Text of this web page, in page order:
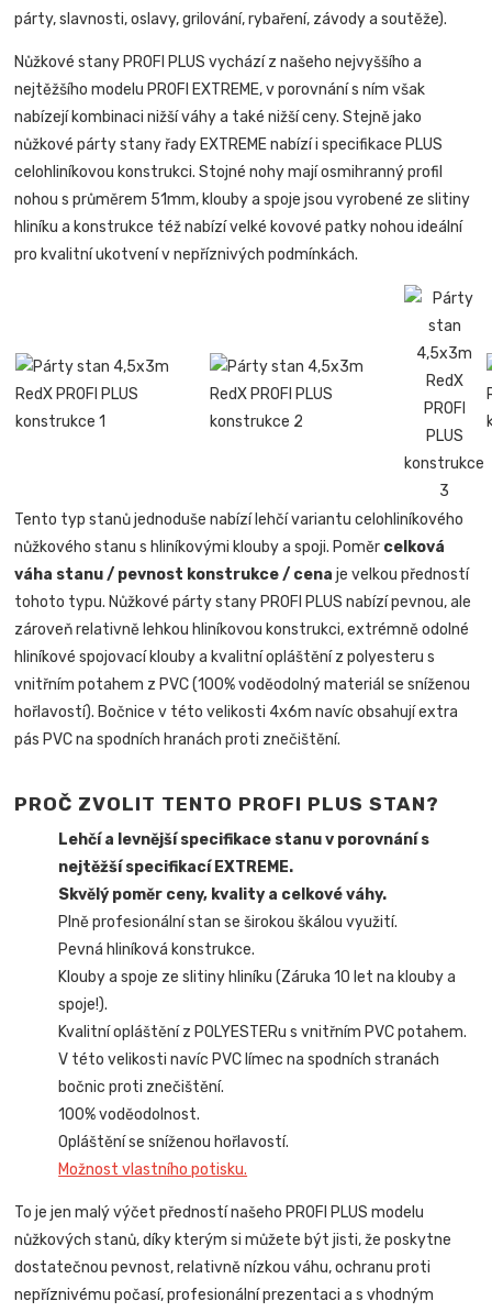
párty, slavnosti, oslavy, grilování, rybaření, závody a soutěže).
Nůžkové stany PROFI PLUS vychází z našeho nejvyššího a
nejtěžšího modelu PROFI EXTREME, v porovnání s ním však
nabízejí kombinaci nižší váhy a také nižší ceny. Stejně jako
nůžkové párty stany řady EXTREME nabízí i specifikace PLUS
celohliníkovou konstrukci. Stojné nohy mají osmihranný profil
nohou s průměrem 51mm, klouby a spoje jsou vyrobené ze slitiny
hliníku a konstrukce též nabízí velké kovové patky nohou ideální
pro kvalitní ukotvení v nepříznivých podmínkách.
Tento typ stanů jednoduše nabízí lehčí variantu celohliníkového
nůžkového stanu s hliníkovými klouby a spoji. Poměr celková
váha stanu / pevnost konstrukce / cenaje velkou předností
tohoto typu. Nůžkové párty stany PROFI PLUS nabízí pevnou, ale
zároveň relativně lehkou hliníkovou konstrukci, extrémně odolné
hliníkové spojovací klouby a kvalitní opláštění z polyesteru s
vnitřním potahem z PVC (100% voděodolný materiál se sníženou
hořlavostí). Bočnice v této velikosti 4x6m navíc obsahují extra
pás PVC na spodních hranách proti znečištění.
PROČ ZVOLIT TENTO PROFI PLUS STAN?
Lehčí a levnější specifikace stanu v porovnání s
nejtěžší specifikací EXTREME.
Skvělý poměr ceny, kvality a celkové váhy.
Plně profesionální stan se širokou škálou využití.
Pevná hliníková konstrukce.
Klouby a spoje ze slitiny hliníku (Záruka 10 let na klouby a
spoje!).
Kvalitní opláštění z POLYESTERu s vnitřním PVC potahem.
V této velikosti navíc PVC límec na spodních stranách
bočnic proti znečištění.
100% voděodolnost.
Opláštění se sníženou hořlavostí.
Možnost vlastního potisku.
To je jen malý výčet předností našeho PROFI PLUS modelu
nůžkových stanů, díky kterým si můžete být jisti, že poskytne
dostatečnou pevnost, relativně nízkou váhu, ochranu proti
nepříznivému počasí, profesionální prezentaci a s vhodným